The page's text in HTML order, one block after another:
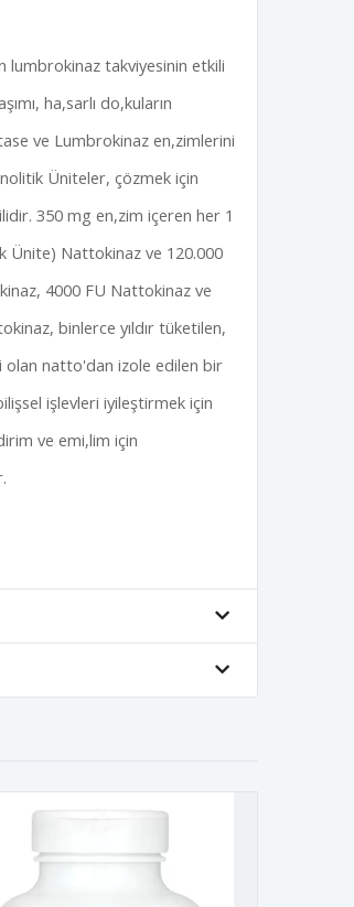
lumbrokinaz takviyesinin etkili
ha,sarlı do,kuların
ve Lumbrokinaz en,zimlerini
Üniteler, çözmek için
350 mg en,zim içeren her 1
Ünite) Nattokinaz ve 120.000
4000 FU Nattokinaz ve
binlerce yıldır tüketilen,
olan natto'dan izole edilen bir
işlevleri iyileştirmek için
ve emi,lim için